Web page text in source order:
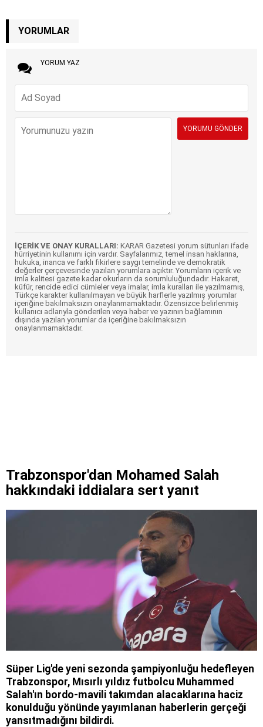
YORUMLAR
YORUM YAZ
İÇERİK VE ONAY KURALLARI: KARAR Gazetesi yorum sütunları ifade
hürriyetinin kullanımı için vardır. Sayfalarımız, temel insan haklarına,
hukuka, inanca ve farklı fikirlere saygı temelinde ve demokratik
değerler çerçevesinde yazılan yorumlara açıktır. Yorumların içerik ve
imla kalitesi gazete kadar okurların da sorumluluğundadır. Hakaret,
küfür, rencide edici cümleler veya imalar, imla kuralları ile yazılmamış,
Türkçe karakter kullanılmayan ve büyük harflerle yazılmış yorumlar
içeriğine bakılmaksızın onaylanmamaktadır. Özensizce belirlenmiş
kullanıcı adlarıyla gönderilen veya haber ve yazının bağlamının
dışında yazılan yorumlar da içeriğine bakılmaksızın
onaylanmamaktadır.
Trabzonspor'dan Mohamed Salah
hakkındaki iddialara sert yanıt
Süper Lig'de yeni sezonda şampiyonluğu hedefleyen
Trabzonspor, Mısırlı yıldız futbolcu Muhammed
Salah'ın bordo-mavili takımdan alacaklarına haciz
konulduğu yönünde yayımlanan haberlerin gerçeği
yansıtmadığını bildirdi.